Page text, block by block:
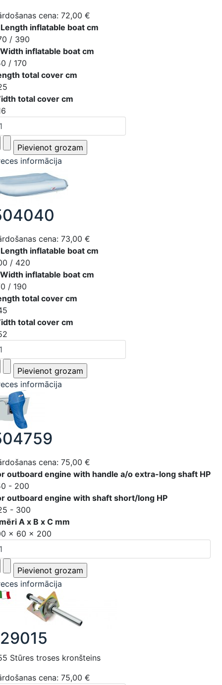
cena: 72,00 €
inflatable boat cm
/ 390
inflatable boat cm
/ 170
total cover cm
total cover cm
informācija
cena: 73,00 €
inflatable boat cm
/ 420
inflatable boat cm
/ 190
total cover cm
total cover cm
informācija
cena: 75,00 €
outboard engine with handle a/o extra-long shaft HP
- 200
outboard engine with shaft short/long HP
- 300
A x B x C mm
x 60 x 200
informācija
Stūres troses kronšteins
cena: 75,00 €